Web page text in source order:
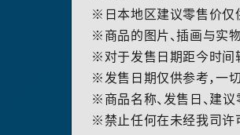
※日本地区建议零售价仅
※商品的图片、插画与实
※对于发售日期距今时间
※发售日期仅供参考，一
※商品名称、发售日、建
※禁止任何在未经我司许